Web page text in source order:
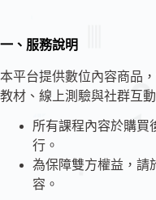
一、服務說明
本平台提供數位內容商品
教材、線上測驗與社群互動
所有課程內容於購買
行。
為保障雙方權益，請
容。